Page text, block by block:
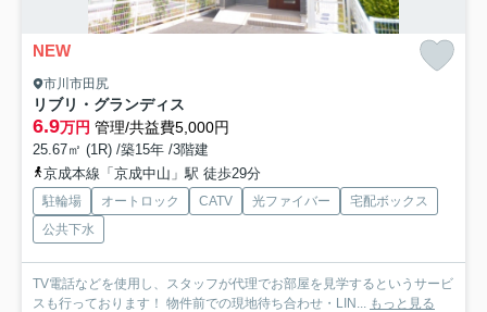
NEW
市川市田尻
リブリ・グランディス
6.9万円 管理/共益費5,000円
25.67㎡ (1R) /築15年 /3階建
京成本線「京成中山」駅 徒歩29分
駐輪場 オートロック CATV 光ファイバー
宅配ボックス
公共下水
TV電話などを使用し、スタッフが代理でお部屋を見学するというサービ
スも行っております！ 物件前での現地待ち合わせ・LIN...
もっと見る